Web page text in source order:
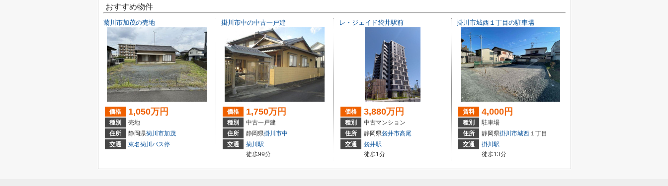
おすすめ物件
菊川市加茂の売地
価格 1,050万円
種別
売地
住所
静岡県菊川市加茂
交通
東名菊川バス停
掛川市中の中古一戸建
価格 1,750万円
種別
中古一戸建
住所
静岡県掛川市中
交通
菊川駅
徒歩99分
レ・ジェイド袋井駅前
価格 3,880万円
種別
中古マンション
住所
静岡県袋井市高尾
交通
袋井駅
徒歩1分
掛川市城西１丁目の駐車場
賃料 4,000円
種別
駐車場
住所
静岡県掛川市城西 １丁目
交通
掛川駅
徒歩13分